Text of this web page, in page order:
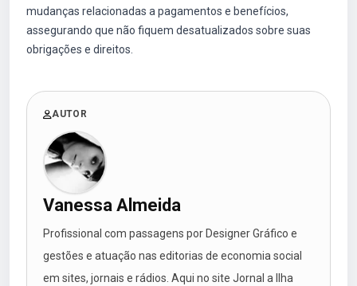
mudanças relacionadas a pagamentos e benefícios,
assegurando que não fiquem desatualizados sobre suas
obrigações e direitos.
AUTOR
Vanessa Almeida
Profissional com passagens por Designer Gráfico e
gestões e atuação nas editorias de economia social
em sites, jornais e rádios. Aqui no site Jornal a Ilha